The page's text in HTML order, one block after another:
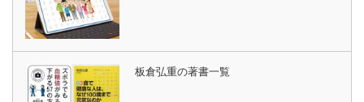
板倉弘重の著書一覧